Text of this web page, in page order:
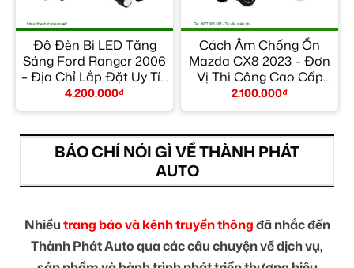
Độ Đèn Bi LED Tăng
Sáng Ford Ranger 2006
– Địa Chỉ Lắp Đặt Uy Tín
TPHCM
4.200.000₫
Cách Âm Chống Ồn
Mazda CX8 2023 – Đơn
Vị Thi Công Cao Cấp
TPHCM
2.100.000₫
BÁO CHÍ NÓI GÌ VỀ THÀNH PHÁT
AUTO
Nhiềutrang báo và kênh truyền thôngđã nhắc đến
Thành Phát Auto qua các câu chuyện về dịch vụ,